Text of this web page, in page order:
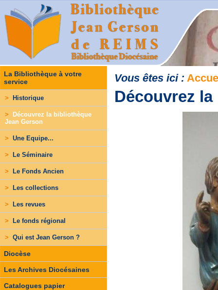
La Bibliothèque à votre
service
> Historique
>
Découvrez la bibliothèque
Jean Gerson
> Une Equipe...
> Le Séminaire
> Le Fonds Ancien
> Les collections
> Les revues
> Le fonds régional
> Qui est Jean Gerson ?
Diocèse
Les Archives Diocésaines
Catalogues papier
Vous êtes ici :
Découvrez